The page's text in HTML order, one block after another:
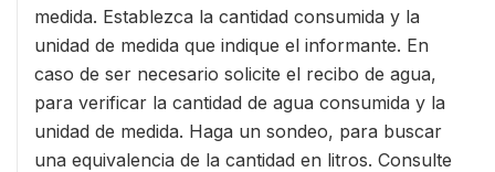
medida. Establezca la cantidad consumida y la
unidad de medida que indique el informante. En
caso de ser necesario solicite el recibo de agua,
para verificar la cantidad de agua consumida y la
unidad de medida. Haga un sondeo, para buscar
una equivalencia de la cantidad en litros. Consulte